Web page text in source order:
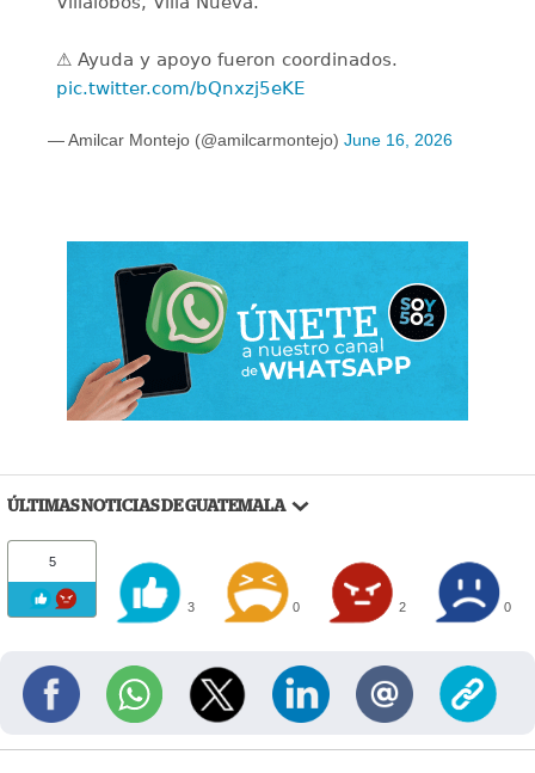
⚠️ Ayuda y apoyo fueron coordinados.
pic.twitter.com/bQnxzj5eKE
— Amilcar Montejo (@amilcarmontejo) June 16, 2026
ÚLTIMAS NOTICIAS DE GUATEMALA
5
3 0 2 0